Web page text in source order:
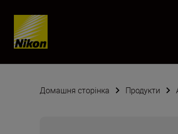
Skip content
Домашня сторінка Продукти